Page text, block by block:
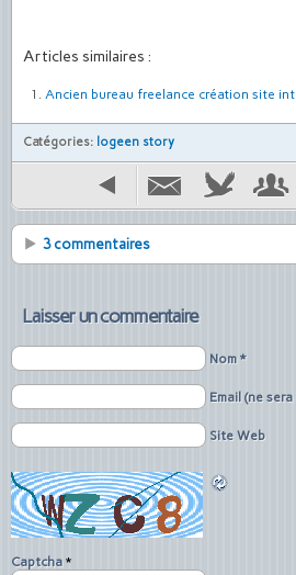
Articles similaires :
Ancien bureau freelance création site
Catégories: logeen story
3 commentaires
Laisser un commentaire
Nom *
Email (ne
Site Web
Captcha *